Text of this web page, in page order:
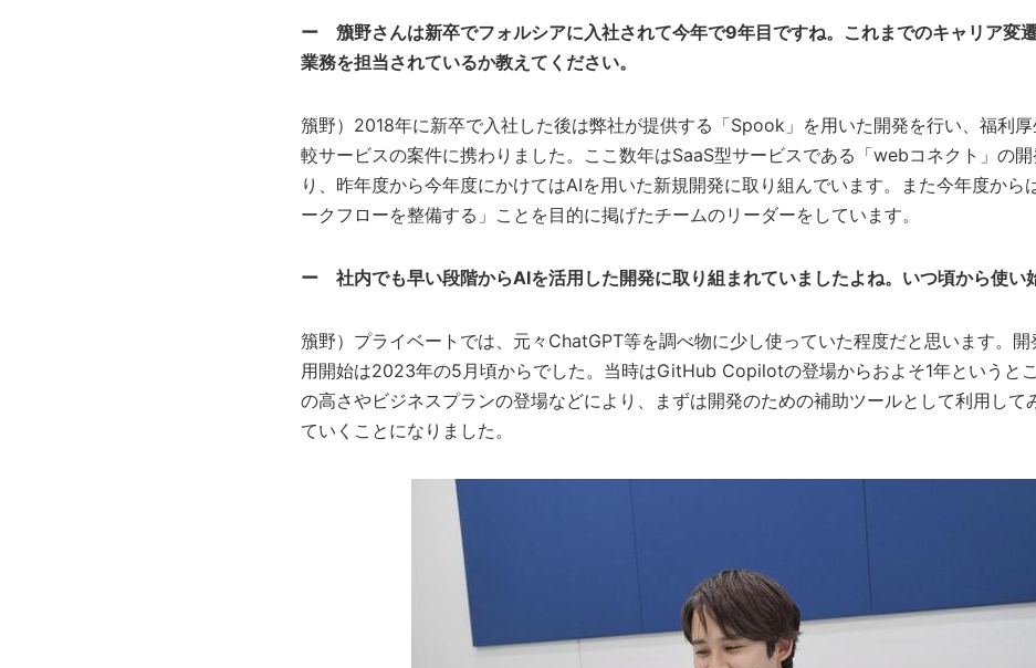
ー 籏野さんは新卒でフォルシアに入社されて今年で9年目ですね。これまでのキャリア変
業務を担当されているか教えてください。
籏野）2018年に新卒で入社した後は弊社が提供する「Spook」を用いた開発を行い、福利
較サービスの案件に携わりました。ここ数年はSaaS型サービスである「webコネクト」の
り、昨年度から今年度にかけてはAIを用いた新規開発に取り組んでいます。また今年度から
ークフローを整備する」ことを目的に掲げたチームのリーダーをしています。
ー 社内でも早い段階からAIを活用した開発に取り組まれていましたよね。いつ頃から使い
籏野）プライベートでは、元々ChatGPT等を調べ物に少し使っていた程度だと思います。
用開始は2023年の5月頃からでした。当時はGitHub Copilotの登場からおよそ1年というと
の高さやビジネスプランの登場などにより、まずは開発のための補助ツールとして利用して
ていくことになりました。